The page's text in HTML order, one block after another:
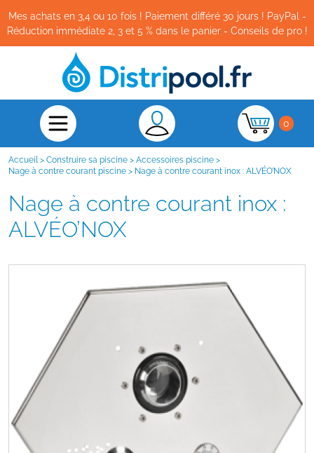
Mes achats en 3,4 ou 10 fois ! Paiement différé 30 jours ! PayPal -
Réduction immédiate 2, 3 et 5 % dans le panier - Conseils de pro !
0
Accueil > Construire sa piscine > Accessoires piscine >
Nage à contre courant piscine > Nage à contre courant inox : ALVÉO’NOX
Nage à contre courant inox :
ALVÉO’NOX